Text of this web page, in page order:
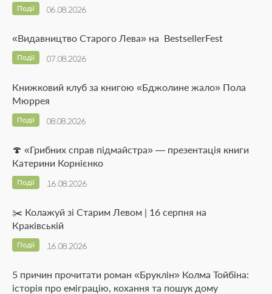
06.08.2026
Події
«Видавництво Старого Лева» на BestsellerFest
07.08.2026
Події
Книжковий клуб за книгою «Бджолине жало» Пола
Мюррея
08.08.2026
Події
🍄 «Грибних справ підмайстра» — презентація книги
Катерини Корнієнко
16.08.2026
Події
✂️ Колажуй зі Старим Левом | 16 серпня на
Краківській
16.08.2026
Події
5 причин прочитати роман «Бруклін» Колма Тойбіна:
історія про еміграцію, кохання та пошук дому